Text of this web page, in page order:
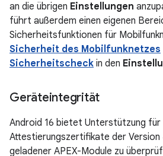
an die übrigen Einstellungen
führt außerdem einen eigenen
Sicherheitsfunktionen für
Sicherheit des Mobilfunknetzes
Sicherheitscheck in den
Geräteintegrität
Android 16 bietet Unterstützung für
Attestierungszertifikate der
geladener APEX-Module zu